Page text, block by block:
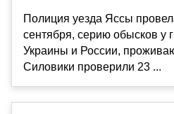
Полиция уезда Яссы
сентября, серию обысков у
Украины и России,
Силовики проверили 23 ...